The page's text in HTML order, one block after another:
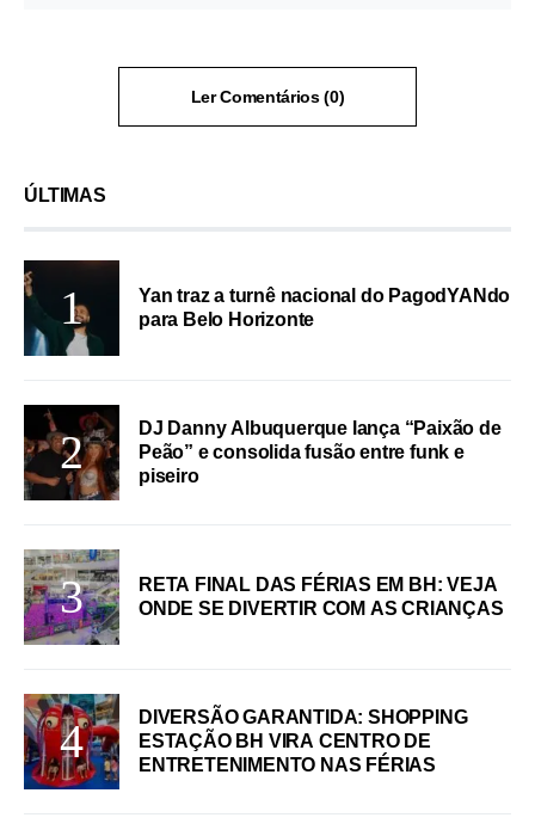
Ler Comentários (0)
ÚLTIMAS
Yan traz a turnê nacional do PagodYANdo
para Belo Horizonte
DJ Danny Albuquerque lança “Paixão de
Peão” e consolida fusão entre funk e
piseiro
RETA FINAL DAS FÉRIAS EM BH: VEJA
ONDE SE DIVERTIR COM AS CRIANÇAS
DIVERSÃO GARANTIDA: SHOPPING
ESTAÇÃO BH VIRA CENTRO DE
ENTRETENIMENTO NAS FÉRIAS